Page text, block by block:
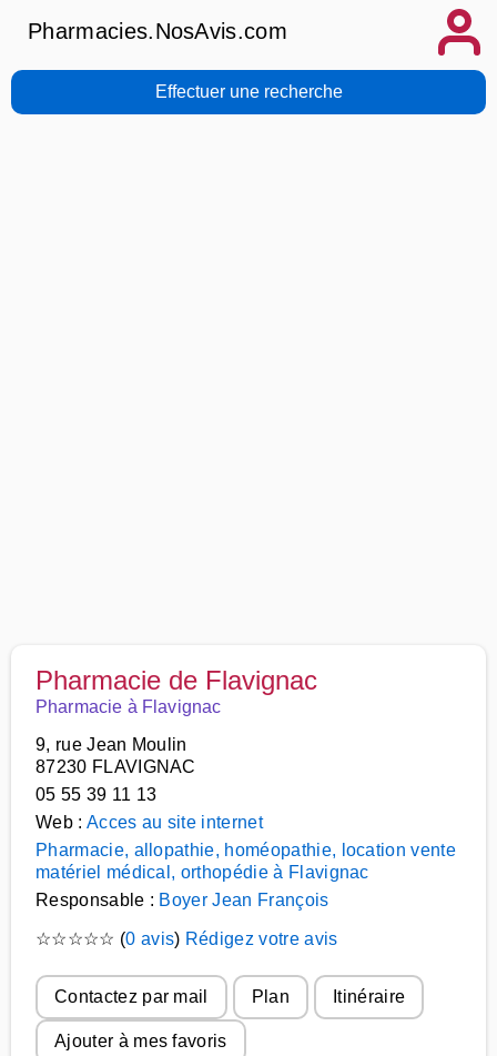
Pharmacies.NosAvis.com
Effectuer une recherche
Pharmacie de Flavignac
Pharmacie à Flavignac
9, rue Jean Moulin
87230 FLAVIGNAC
05 55 39 11 13
Web : Acces au site internet
Pharmacie, allopathie, homéopathie, location vente
matériel médical, orthopédie à Flavignac
Responsable : Boyer Jean François
☆☆☆☆☆ (0 avis) Rédigez votre avis
Contactez par mail Plan Itinéraire
Ajouter à mes favoris